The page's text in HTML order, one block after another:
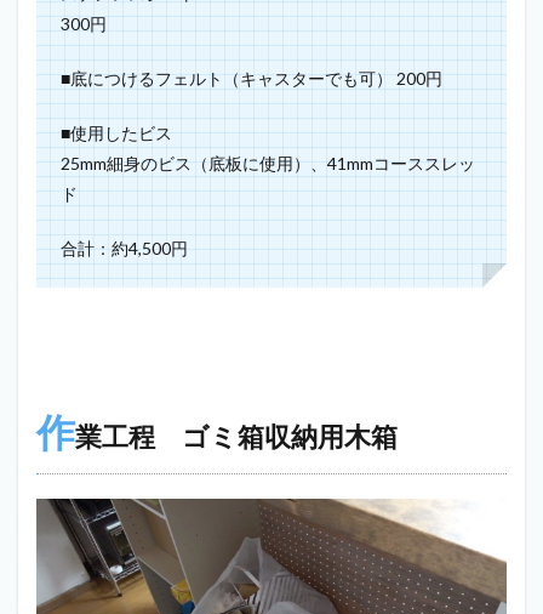
300円
■底につけるフェルト（キャスターでも可） 200円
■使用したビス
25mm細身のビス（底板に使用）、41mmコーススレッ
ド
合計：約4,500円
作業工程 ゴミ箱収納用木箱